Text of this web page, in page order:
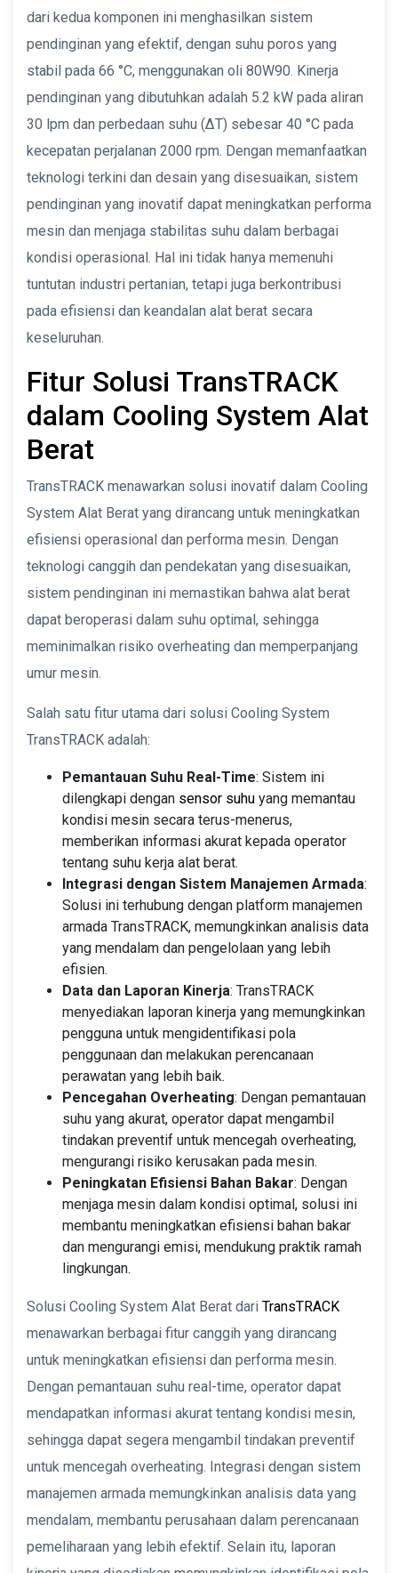
dari kedua komponen ini menghasilkan sistem
pendinginan yang efektif, dengan suhu poros yang
stabil pada 66 °C, menggunakan oli 80W90. Kinerja
pendinginan yang dibutuhkan adalah 5.2 kW pada aliran
30 lpm dan perbedaan suhu (ΔT) sebesar 40 °C pada
kecepatan perjalanan 2000 rpm. Dengan memanfaatkan
teknologi terkini dan desain yang disesuaikan, sistem
pendinginan yang inovatif dapat meningkatkan performa
mesin dan menjaga stabilitas suhu dalam berbagai
kondisi operasional. Hal ini tidak hanya memenuhi
tuntutan industri pertanian, tetapi juga berkontribusi
pada efisiensi dan keandalan alat berat secara
keseluruhan.
Fitur Solusi TransTRACK
dalam Cooling System Alat
Berat
TransTRACK menawarkan solusi inovatif dalam Cooling
System Alat Berat yang dirancang untuk meningkatkan
efisiensi operasional dan performa mesin. Dengan
teknologi canggih dan pendekatan yang disesuaikan,
sistem pendinginan ini memastikan bahwa alat berat
dapat beroperasi dalam suhu optimal, sehingga
meminimalkan risiko overheating dan memperpanjang
umur mesin.
Salah satu fitur utama dari solusi Cooling System
TransTRACK adalah:
Pemantauan Suhu Real-Time: Sistem ini
dilengkapi dengan sensor suhu yang memantau
kondisi mesin secara terus-menerus,
memberikan informasi akurat kepada operator
tentang suhu kerja alat berat.
Integrasi dengan Sistem Manajemen Armada:
Solusi ini terhubung dengan platform manajemen
armada TransTRACK, memungkinkan analisis data
yang mendalam dan pengelolaan yang lebih
efisien.
Data dan Laporan Kinerja: TransTRACK
menyediakan laporan kinerja yang memungkinkan
pengguna untuk mengidentifikasi pola
penggunaan dan melakukan perencanaan
perawatan yang lebih baik.
Pencegahan Overheating: Dengan pemantauan
suhu yang akurat, operator dapat mengambil
tindakan preventif untuk mencegah overheating,
mengurangi risiko kerusakan pada mesin.
Peningkatan Efisiensi Bahan Bakar: Dengan
menjaga mesin dalam kondisi optimal, solusi ini
membantu meningkatkan efisiensi bahan bakar
dan mengurangi emisi, mendukung praktik ramah
lingkungan.
Solusi Cooling System Alat Berat dari TransTRACK
menawarkan berbagai fitur canggih yang dirancang
untuk meningkatkan efisiensi dan performa mesin.
Dengan pemantauan suhu real-time, operator dapat
mendapatkan informasi akurat tentang kondisi mesin,
sehingga dapat segera mengambil tindakan preventif
untuk mencegah overheating. Integrasi dengan sistem
manajemen armada memungkinkan analisis data yang
mendalam, membantu perusahaan dalam perencanaan
pemeliharaan yang lebih efektif. Selain itu, laporan